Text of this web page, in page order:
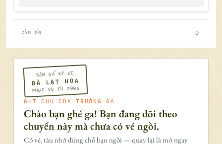
CẢM ƠN 0
SÂN GA KÝ ỨC
ĐÀ LẠT HOA
PHỤC VỤ TỪ 2006
GHI CHÚ CỦA TRƯỞNG GA
Chào bạn ghé ga! Bạn đang dõi theo
chuyến này mà chưa có vé ngồi.
Có vé, tàu nhớ đúng chỗ bạn ngồi — quay lại là mở ngay